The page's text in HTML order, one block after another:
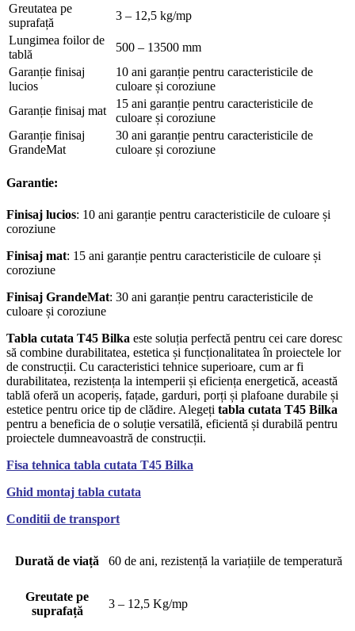
Greutatea pe
suprafață
3 – 12,5 kg/mp
Lungimea foilor de
tablă
500 – 13500 mm
Garanție finisaj
lucios
10 ani garanție pentru caracteristicile de
culoare și coroziune
Garanție finisaj mat
15 ani garanție pentru caracteristicile de
culoare și coroziune
Garanție finisaj
GrandeMat
30 ani garanție pentru caracteristicile de
culoare și coroziune
Garantie:
Finisaj lucios: 10 ani garanție pentru caracteristicile de culoare și
coroziune
Finisaj mat: 15 ani garanție pentru caracteristicile de culoare și
coroziune
Finisaj GrandeMat: 30 ani garanție pentru caracteristicile de
culoare și coroziune
Tabla cutata T45 Bilka este soluția perfectă pentru cei care doresc
să combine durabilitatea, estetica și funcționalitatea în proiectele lor
de construcții. Cu caracteristici tehnice superioare, cum ar fi
durabilitatea, rezistența la intemperii și eficiența energetică, această
tablă oferă un acoperiș, fațade, garduri, porți și plafoane durabile și
estetice pentru orice tip de clădire. Alegeți tabla cutata T45 Bilka
pentru a beneficia de o soluție versatilă, eficientă și durabilă pentru
proiectele dumneavoastră de construcții.
Fisa tehnica tabla cutata T45 Bilka
Ghid montaj tabla cutata
Conditii de transport
Durată de viață 60 de ani, rezistență la variațiile de temperatură
Greutate pe
suprafață
3 – 12,5 Kg/mp